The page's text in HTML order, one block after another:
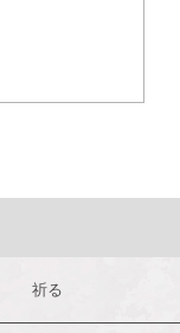
祈る